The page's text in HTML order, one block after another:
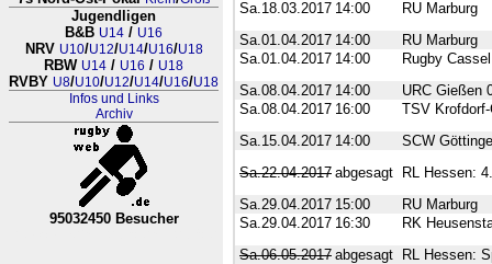
Jugendligen
B&B U14 / U16
NRV U10/U12/U14/U16/U18
RBW U14 / U16 / U18
RVBY U8/U10/U12/U14/U16/U18
Infos und Links
Archiv
95032450 Besucher
Sa.18.03.2017 14:00
RU Marburg
Sa.01.04.2017 14:00
RU Marburg
Sa.01.04.2017 14:00
Rugby Cassel
Sa.08.04.2017 14:00
URC Gießen
Sa.08.04.2017 16:00
TSV
Sa.15.04.2017 14:00
SCW
Sa.22.04.2017 abgesagt
RL Hessen:
Sa.29.04.2017 15:00
RU Marburg
Sa.29.04.2017 16:30
RK
Sa.06.05.2017 abgesagt
RL Hessen: